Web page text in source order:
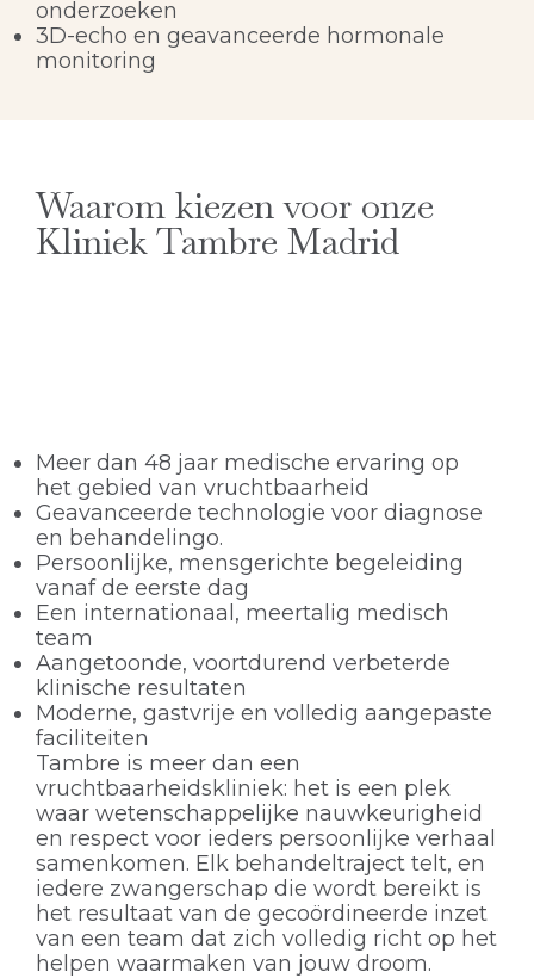
onderzoeken
3D-echo en geavanceerde hormonale
monitoring
Waarom kiezen voor onze
Kliniek Tambre Madrid
Meer dan 48 jaar medische ervaring op
het gebied van vruchtbaarheid
Geavanceerde technologie voor diagnose
en behandelingo.
Persoonlijke, mensgerichte begeleiding
vanaf de eerste dag
Een internationaal, meertalig medisch
team
Aangetoonde, voortdurend verbeterde
klinische resultaten
Moderne, gastvrije en volledig aangepaste
faciliteiten
Tambre is meer dan een
vruchtbaarheidskliniek: het is een plek
waar wetenschappelijke nauwkeurigheid
en respect voor ieders persoonlijke verhaal
samenkomen. Elk behandeltraject telt, en
iedere zwangerschap die wordt bereikt is
het resultaat van de gecoördineerde inzet
van een team dat zich volledig richt op het
helpen waarmaken van jouw droom.